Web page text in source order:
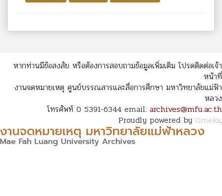
หากท่านมีข้อสงสัย หรือต้องการสอบถามข้อมูลเพิ่มเติม โปรดติดต่อเจ้า
หน้าที่
งานจดหมายเหตุ ศูนย์บรรณสารและสื่อการศึกษา มหาวิทยาลัยแม่ฟ้า
หลวง
โทรศัพท์ 0 5391-6344 email: archives@mfu.ac.th
Proudly powered by Omeka.